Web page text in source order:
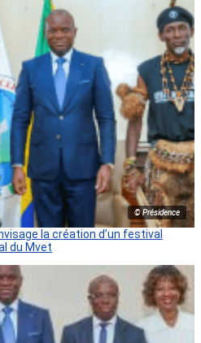
© Présidence
la création d’un festival
du Mvet